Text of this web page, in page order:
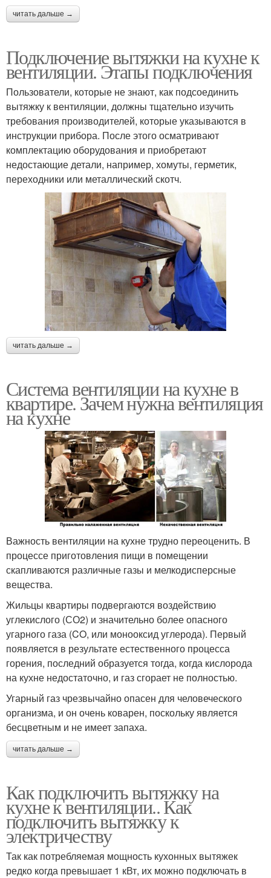
читать дальше →
Подключение вытяжки на кухне к
вентиляции. Этапы подключения
Пользователи, которые не знают, как подсоединить
вытяжку к вентиляции, должны тщательно изучить
требования производителей, которые указываются в
инструкции прибора. После этого осматривают
комплектацию оборудования и приобретают
недостающие детали, например, хомуты, герметик,
переходники или металлический скотч.
читать дальше →
Система вентиляции на кухне в
квартире. Зачем нужна вентиляция
на кухне
Важность вентиляции на кухне трудно переоценить. В
процессе приготовления пищи в помещении
скапливаются различные газы и мелкодисперсные
вещества.
Жильцы квартиры подвергаются воздействию
углекислого (СО2) и значительно более опасного
угарного газа (CO, или монооксид углерода). Первый
появляется в результате естественного процесса
горения, последний образуется тогда, когда кислорода
на кухне недостаточно, и газ сгорает не полностью.
Угарный газ чрезвычайно опасен для человеческого
организма, и он очень коварен, поскольку является
бесцветным и не имеет запаха.
читать дальше →
Как подключить вытяжку на
кухне к вентиляции.. Как
подключить вытяжку к
электричеству
Так как потребляемая мощность кухонных вытяжек
редко когда превышает 1 кВт, их можно подключать в